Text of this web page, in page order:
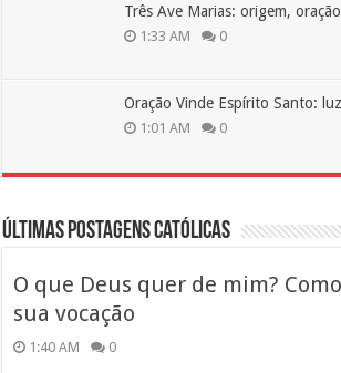
Três Ave Marias: origem,
1:33 AM 0
Oração Vinde Espírito Santo:
1:01 AM 0
Últimas Postagens Católicas
O que Deus quer de mim?
sua vocação
1:40 AM 0